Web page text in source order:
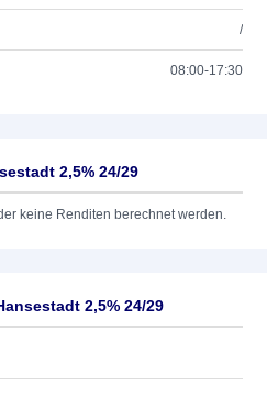
/
08:00-17:30
2,5% 24/29
keine Renditen berechnet werden.
2,5% 24/29